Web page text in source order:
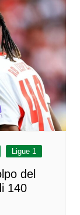
Ligue 1
del
140